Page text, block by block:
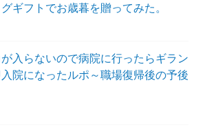
ギフトでお歳暮を贈ってみた。
入らないので病院に行ったらギラン
院になったルポ～職場復帰後の予後